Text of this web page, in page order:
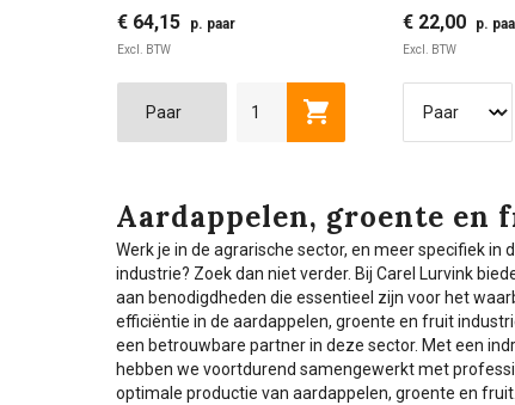
€ 64,15 p. paar
Excl. BTW
36 37 39 41 42
Toevoegen aan
€ 22,00 p.
Excl. BTW
Aardappelen, groente en
Werk je in de agrarische sector, en meer specifiek in
industrie? Zoek dan niet verder. Bij Carel Lurvink
aan benodigdheden die essentieel zijn voor het
efficiëntie in de aardappelen, groente en fruit
een betrouwbare partner in deze sector. Met een
hebben we voortdurend samengewerkt met
optimale productie van aardappelen, groente en fruit.